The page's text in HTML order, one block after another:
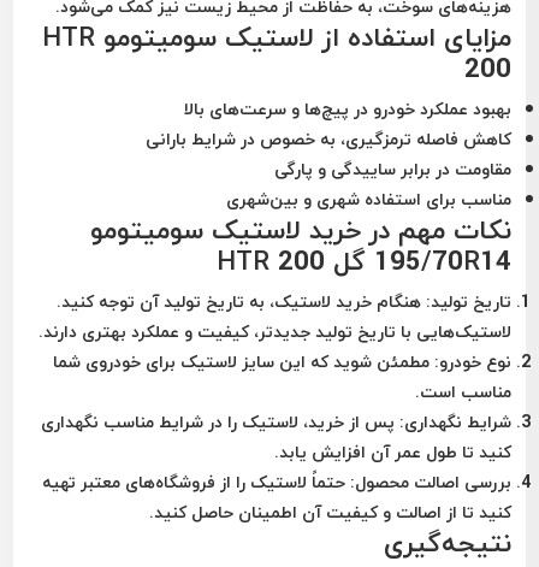
هزینه‌های سوخت، به حفاظت از محیط زیست نیز کمک می‌شود.
مزایای استفاده از لاستیک سومیتومو HTR
200
بهبود عملکرد خودرو در پیچ‌ها و سرعت‌های بالا
کاهش فاصله ترمزگیری، به خصوص در شرایط بارانی
مقاومت در برابر ساییدگی و پارگی
مناسب برای استفاده شهری و بین‌شهری
نکات مهم در خرید لاستیک سومیتومو
195/70R14 گل HTR 200
تاریخ تولید: هنگام خرید لاستیک، به تاریخ تولید آن توجه کنید.
لاستیک‌هایی با تاریخ تولید جدیدتر، کیفیت و عملکرد بهتری دارند.
نوع خودرو: مطمئن شوید که این سایز لاستیک برای خودروی شما
مناسب است.
شرایط نگهداری: پس از خرید، لاستیک را در شرایط مناسب نگهداری
کنید تا طول عمر آن افزایش یابد.
بررسی اصالت محصول: حتماً لاستیک را از فروشگاه‌های معتبر تهیه
کنید تا از اصالت و کیفیت آن اطمینان حاصل کنید.
نتیجه‌گیری